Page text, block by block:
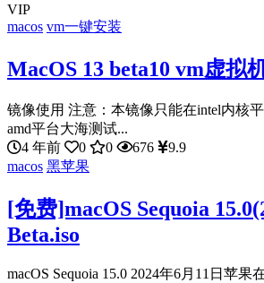
VIP
macos vm一键安装
MacOS 13 beta10 vm虚拟
镜像使用 注意：本镜像只能在intel内核
amd平台大海测试...
4 年前
0 0 676
9.9
macos 黑苹果
[免费]macOS Sequoia
Beta.iso
macOS Sequoia 15.0 2024年6月11日苹果